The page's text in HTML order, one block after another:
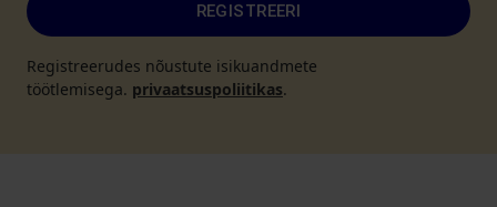
REGISTREERI
Registreerudes nõustute isikuandmete
töötlemisega. privaatsuspoliitikas.